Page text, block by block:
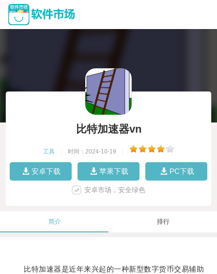
比特加速器vn
工具 时间：2024-10-19
安卓下载 苹果下载 PC下载
安卓市场，安全绿色
简介 排行
比特加速器是近年来兴起的一种新型数字货币交易辅助